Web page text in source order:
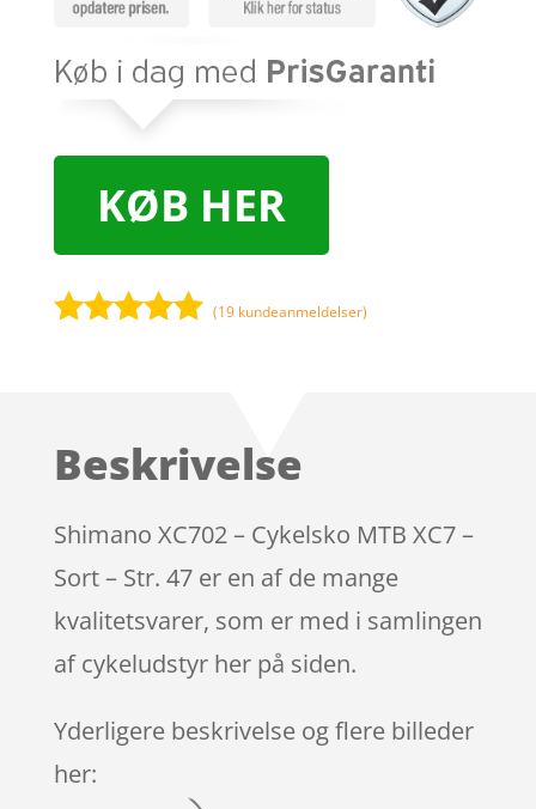
KØB HER
kundebedøm
(19 kundeanmeldelser)
Beskrivelse
Shimano XC702 – Cykelsko MTB XC7 –
Sort – Str. 47 er en af de mange
kvalitetsvarer, som er med i samlingen
af cykeludstyr her på siden.
Yderligere beskrivelse og flere billeder
her: